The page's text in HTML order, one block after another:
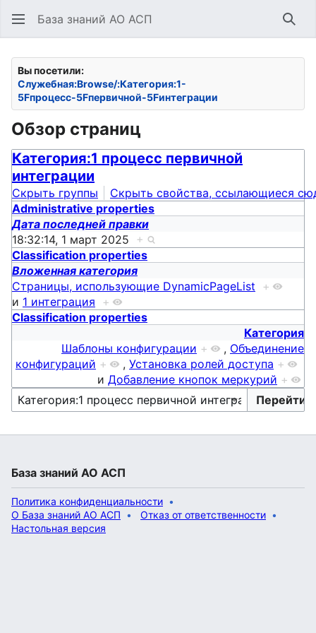
База знаний АО АСП
Вы посетили:
Служебная:Browse/:Категория:1-
5Fпроцесс-5Fпервичной-5Fинтеграции
Обзор страниц
Категория:1 процесс первичной
интеграции
Скрыть группы
Скрыть свойства, ссылающиеся
Administrative properties
Дата последней правки
18:32:14, 1 март 2025 +
Classification properties
Вложенная категория
Страницы, использующие DynamicPageList +
и 1 интеграция +
Classification properties
Категория
Шаблоны конфигурации + , Объединение
конфигураций + , Установка ролей доступа +
и Добавление кнопок меркурий +
База знаний АО АСП
Политика конфиденциальности
О База знаний АО АСП
Отказ от ответственности
Настольная версия